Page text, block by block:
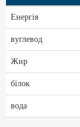
Енергія
вуглевод
Жир
білок
вода